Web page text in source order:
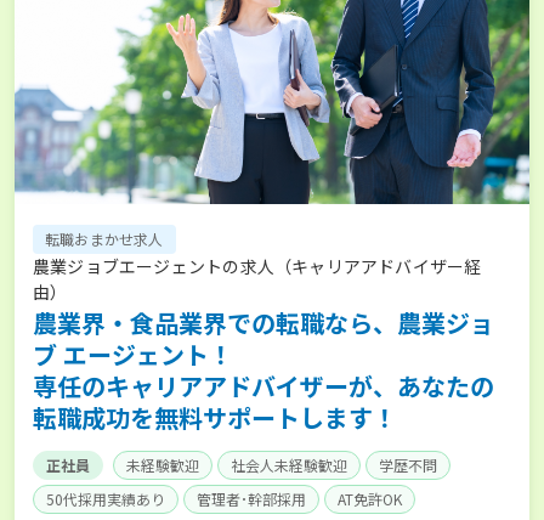
転職おまかせ求人
農業ジョブエージェントの求人（キャリアアドバイザー経
由）
農業界・食品業界での転職なら、農業ジョ
ブ エージェント！
専任のキャリアアドバイザーが、あなたの
転職成功を無料サポートします！
正社員 未経験歓迎 社会人未経験歓迎
学歴不問
50代採用実績あり
管理者･幹部採用
AT免許OK